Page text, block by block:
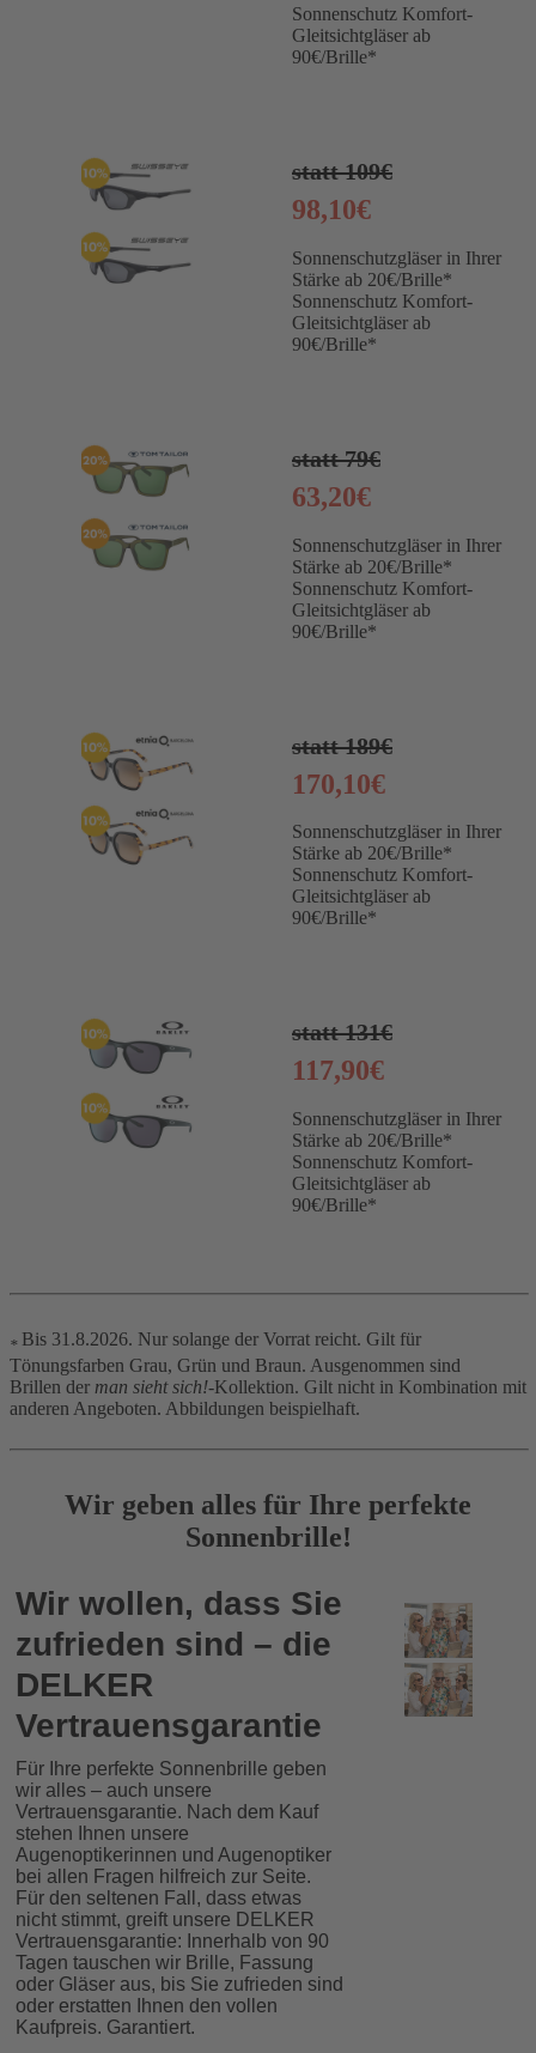
Sonnenschutz Komfort-
Gleitsichtgläser ab
90€/Brille*
statt 109€
98,10€
Sonnenschutzgläser in Ihrer
Stärke ab 20€/Brille*
Sonnenschutz Komfort-
Gleitsichtgläser ab
90€/Brille*
statt 79€
63,20€
Sonnenschutzgläser in Ihrer
Stärke ab 20€/Brille*
Sonnenschutz Komfort-
Gleitsichtgläser ab
90€/Brille*
statt 189€
170,10€
Sonnenschutzgläser in Ihrer
Stärke ab 20€/Brille*
Sonnenschutz Komfort-
Gleitsichtgläser ab
90€/Brille*
statt 131€
117,90€
Sonnenschutzgläser in Ihrer
Stärke ab 20€/Brille*
Sonnenschutz Komfort-
Gleitsichtgläser ab
90€/Brille*
* Bis 31.8.2026. Nur solange der Vorrat reicht. Gilt für
Tönungsfarben Grau, Grün und Braun. Ausgenommen sind
Brillen der man sieht sich!-Kollektion. Gilt nicht in Kombination mit
anderen Angeboten. Abbildungen beispielhaft.
Wir geben alles für Ihre perfekte
Sonnenbrille!
Wir wollen, dass Sie
zufrieden sind – die
DELKER
Vertrauensgarantie
Für Ihre perfekte Sonnenbrille geben
wir alles – auch unsere
Vertrauensgarantie. Nach dem Kauf
stehen Ihnen unsere
Augenoptikerinnen und Augenoptiker
bei allen Fragen hilfreich zur Seite.
Für den seltenen Fall, dass etwas
nicht stimmt, greift unsere DELKER
Vertrauensgarantie: Innerhalb von 90
Tagen tauschen wir Brille, Fassung
oder Gläser aus, bis Sie zufrieden sind
oder erstatten Ihnen den vollen
Kaufpreis. Garantiert.